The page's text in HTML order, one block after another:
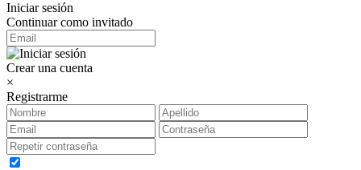
Iniciar sesión
Continuar como invitado
Crear una cuenta
×
Registrarme